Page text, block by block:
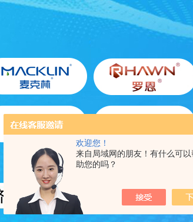
欢迎您！
来自局域网的朋友！有什么可以
助您的吗？